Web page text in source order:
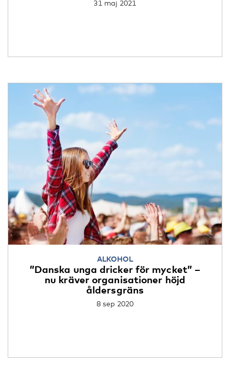
31 maj 2021
ALKOHOL
”Danska unga dricker för mycket” –
nu kräver organisationer höjd
åldersgräns
8 sep 2020